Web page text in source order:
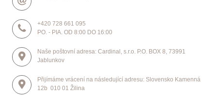
+420 728 661 095
PO. - PIA. OD 8:00 DO 16:00
Naše poštovní adresa: Cardinal, s.r.o. P.O. BOX 8, 73991
Jablunkov
Přijímáme vrácení na následující adresu: Slovensko Kamenná
12b 010 01 Žilina